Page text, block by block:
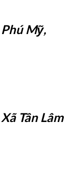
Mỹ,
Tân Lâm